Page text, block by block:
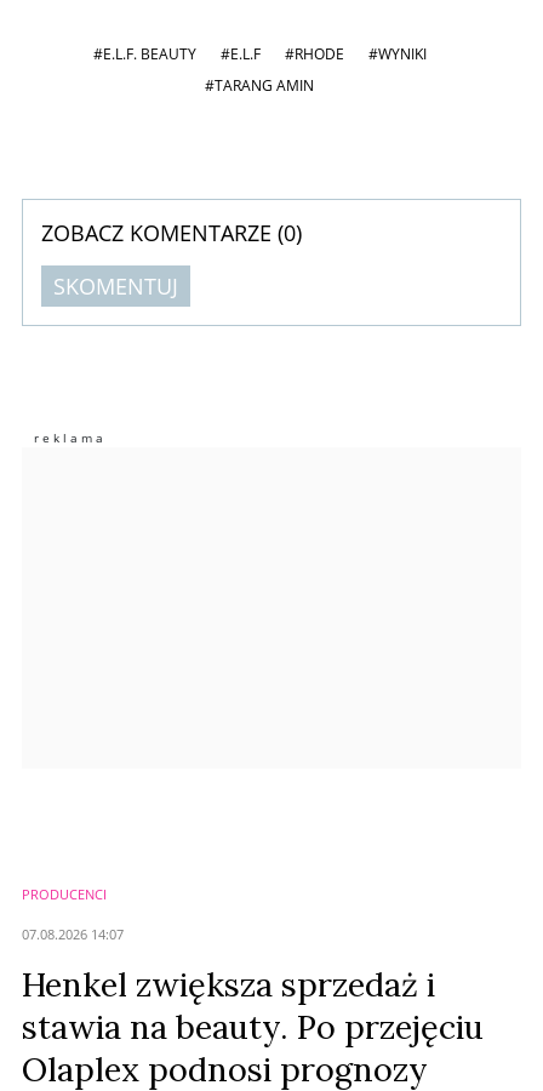
#E.L.F. BEAUTY #E.L.F #RHODE
#WYNIKI
#TARANG AMIN
ZOBACZ KOMENTARZE (0)
SKOMENTUJ
Imię (Wymagane)
PRODUCENCI
07.08.2026 14:07
Henkel zwiększa sprzedaż i
stawia na beauty. Po przejęciu
Olaplex podnosi prognozy